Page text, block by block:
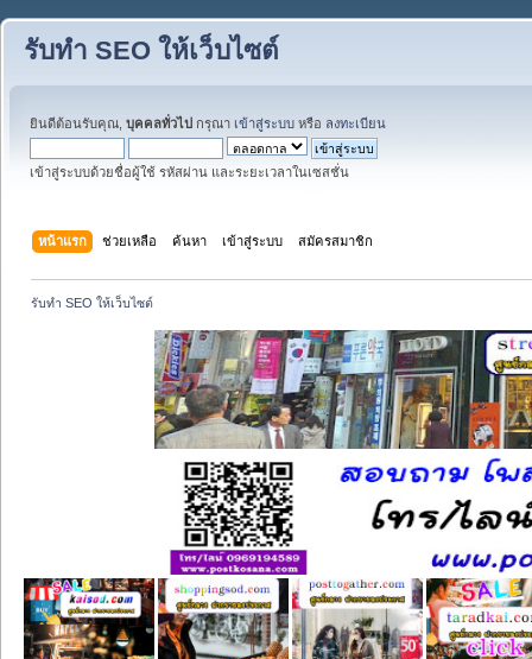
รับทำ SEO ให้เว็บไซต์
ยินดีต้อนรับคุณ, บุคคลทั่วไป กรุณา เข้าสู่ระบบ หรือ ลงทะเบียน
เข้าสู่ระบบด้วยชื่อผู้ใช้ รหัสผ่าน และระยะเวลาในเซสชั่น
หน้าแรก ช่วยเหลือ ค้นหา เข้าสู่ระบบ สมัครสมาชิก
รับทำ SEO ให้เว็บไซต์